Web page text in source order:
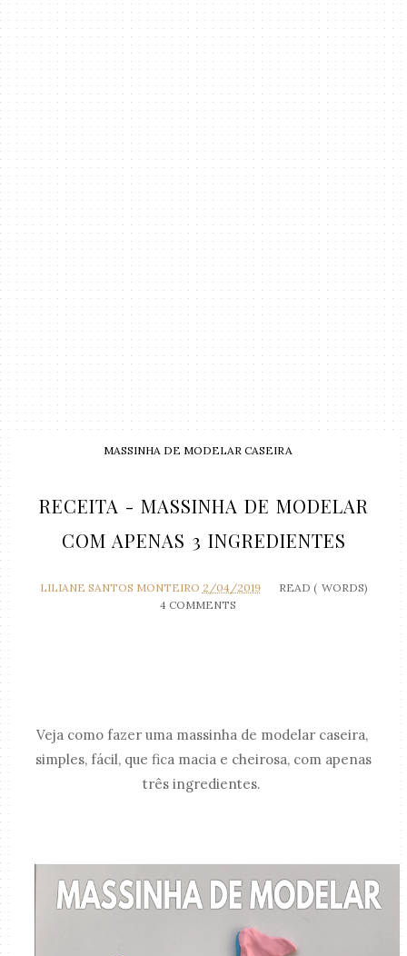
MASSINHA DE MODELAR CASEIRA
RECEITA - MASSINHA DE MODELAR
COM APENAS 3 INGREDIENTES
LILIANE SANTOS MONTEIRO 2/04/2019 READ ( WORDS)
4 COMMENTS
Veja como fazer uma massinha de modelar caseira,
simples, fácil, que fica macia e cheirosa, com apenas
três ingredientes.